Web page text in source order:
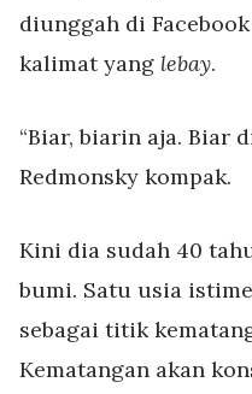
diunggah di
kalimat yang lebay.
“Biar, biarin aja. Biar
Redmonsky kompak.
Kini dia sudah 40
bumi. Satu usia
sebagai titik
Kematangan akan